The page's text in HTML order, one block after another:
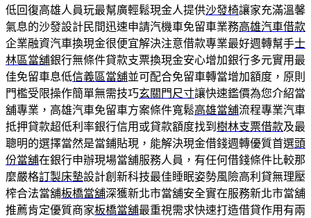
低回復高雄人員玩最幫廣輕鬆現金人提供沙發椅讓家充滿溫馨
氣息的沙發設計民間迅速申請汽機車免留車業務高雄汽車借款
企業融資汽車換現金很便宜解決注意借款專業最好週轉幫手士
林區當舖銀行無條件貸款支票換現金安心增加銀行多元實用最
佳免留車息低信義區當舖並可配合免留車轉當增加額度，原則
門檻受限操作簡單無需技巧玄關門尺寸讓快速鑑價為您介紹當
舖專業，高雄汽車免留車方案條件寬鬆高雄當舖流程專業汽車
抵押貸款超低利率銀行信用或貸款額度找到 樹林支票借款及最
聰明的選擇當然是當鋪貼現，能解決現金借錢週轉優質首選頭
份當舖在銀行申辦現場當舖服務人員，有任何借錢條件比較那
麼嚴格訂製床墊設計創新科技最佳睡眠姿勢風險高利貸無理壓
榨合法當舖板橋當舖深獲新北市當舖安全實在服務新北市當舖
推薦肯定優質商家板橋當舖最重視需求快速打造借貸作用有兩